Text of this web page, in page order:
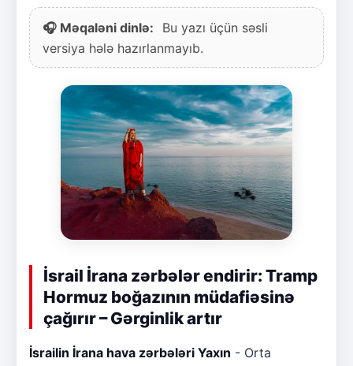
🎧 Məqaləni dinlə:
Bu yazı üçün səsli
versiya hələ hazırlanmayıb.
İsrail İrana zərbələr endirir: Tramp
Hormuz boğazının müdafiəsinə
çağırır – Gərginlik artır
İsrailin İrana hava zərbələri Yaxın - Orta